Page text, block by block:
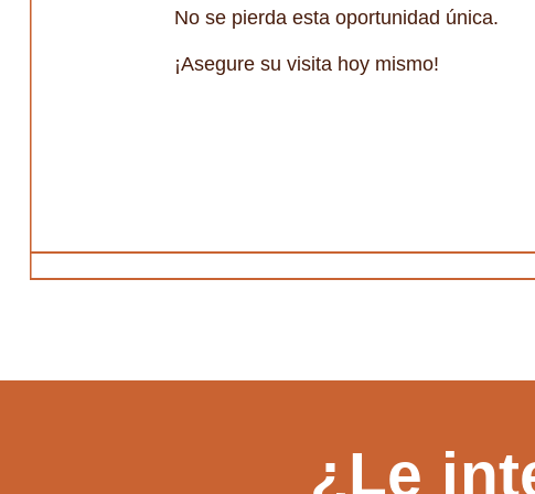
No se pierda esta oportunidad única.
¡Asegure su visita hoy mismo!
¿Le